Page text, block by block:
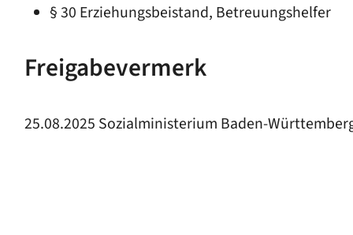
§ 30 Erziehungsbeistand, Betreuungshelfer
Freigabevermerk
25.08.2025 Sozialministerium Baden-